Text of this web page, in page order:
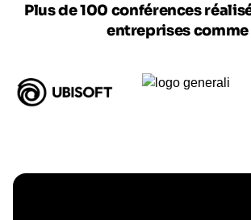
Plus de 100 conférences
entreprises comme